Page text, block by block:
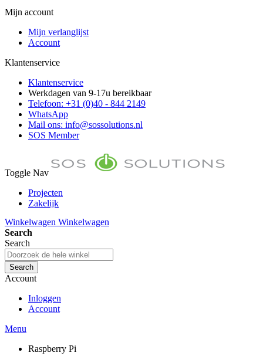
Mijn account
Mijn verlanglijst
Account
Klantenservice
Klantenservice
Werkdagen van 9-17u bereikbaar
Telefoon: +31 (0)40 - 844 2149
WhatsApp
Mail ons: info@sossolutions.nl
SOS Member
Toggle Nav
Projecten
Zakelijk
Toon prijzen Incl. BTW
Toon prijzen Excl. BTW
Winkelwagen Winkelwagen
Search
Search
Search
Account
Inloggen
Account
Menu
Raspberry Pi